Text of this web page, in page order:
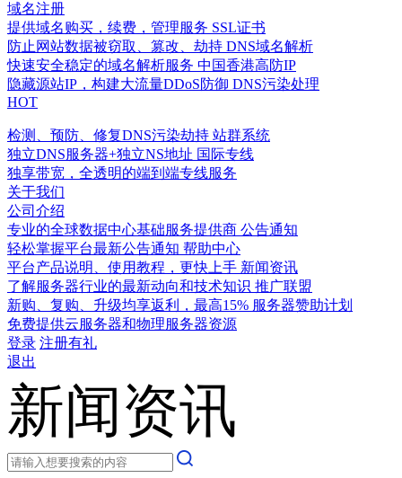
域名注册
提供域名购买，续费，管理服务 SSL证书
防止网站数据被窃取、篡改、劫持 DNS域名解析
快速安全稳定的域名解析服务 中国香港高防IP
隐藏源站IP，构建大流量DDoS防御 DNS污染处理
HOT
检测、预防、修复DNS污染劫持 站群系统
独立DNS服务器+独立NS地址 国际专线
独享带宽，全透明的端到端专线服务
关于我们
公司介绍
专业的全球数据中心基础服务提供商 公告通知
轻松掌握平台最新公告通知 帮助中心
平台产品说明、使用教程，更快上手 新闻资讯
了解服务器行业的最新动向和技术知识 推广联盟
新购、复购、升级均享返利，最高15% 服务器赞助计划
免费提供云服务器和物理服务器资源
登录 注册有礼
退出
新闻资讯